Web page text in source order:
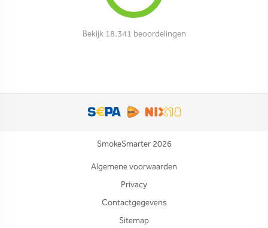
Bekijk 18.341 beoordelingen
SmokeSmarter 2026
Algemene voorwaarden
Privacy
Contactgegevens
Sitemap